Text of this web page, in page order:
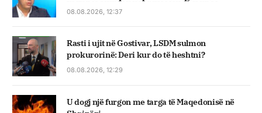
08.08.2026, 12:37
Rasti i ujit në Gostivar, LSDM sulmon
prokurorinë: Deri kur do të heshtni?
08.08.2026, 12:29
U dogj një furgon me targa të Maqedonisë në